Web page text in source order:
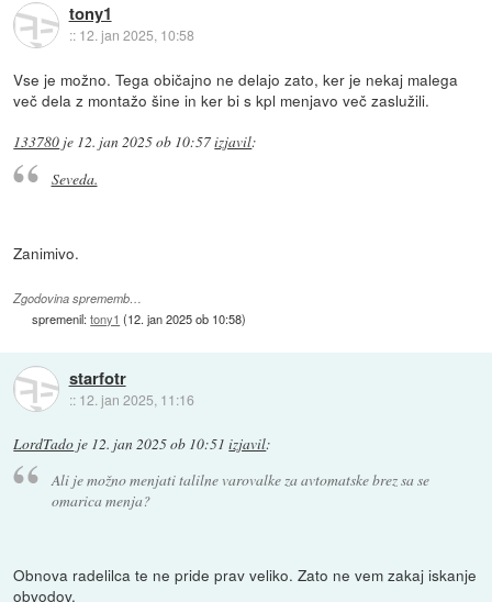
tony1
:: 12. jan 2025, 10:58
Vse je možno. Tega običajno ne delajo zato, ker je nekaj malega
več dela z montažo šine in ker bi s kpl menjavo več zaslužili.
133780 je 12. jan 2025 ob 10:57izjavil:
Seveda.
Zanimivo.
Zgodovina sprememb…
spremenil:tony1 (12. jan 2025 ob 10:58)
starfotr
:: 12. jan 2025, 11:16
LordTado je 12. jan 2025 ob 10:51 izjavil:
Ali je možno menjati talilne varovalke za avtomatske brez sa se
omarica menja?
Obnova radelilca te ne pride prav veliko. Zato ne vem zakaj iskanje
obvodov.